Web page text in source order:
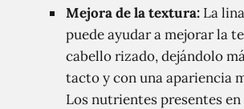
Mejora de la textura: La
puede ayudar a mejorar la
cabello rizado, dejándolo
tacto y con una apariencia
Los nutrientes presentes